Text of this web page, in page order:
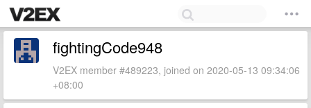
fightingCode948
V2EX member #489223, joined on 2020-05-13 09:34:06
+08:00